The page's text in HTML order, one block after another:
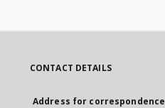
CONTACT DETAILS
Address for correspondence